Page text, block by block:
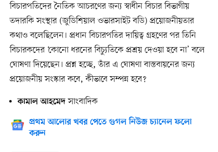
বিচারপতিদের নৈতিক আচরণের জন্য স্বাধীন বিচার বিভাগীয়
তদারকি সংস্থার (জুডিশিয়াল ওভারসাইট বডি) প্রয়োজনীয়তার
কথাও বলেছিলেন। প্রধান বিচারপতির দায়িত্ব গ্রহণের পর তিনি
বিচারকদের ‘কোনো ধরনের বিচ্যুতিকে প্রশ্রয় দেওয়া হবে না’ বলে
ঘোষণা দিয়েছেন। প্রশ্ন হচ্ছে, তাঁর এ ঘোষণা বাস্তবায়নের জন্য
প্রয়োজনীয় সংস্কার কবে, কীভাবে সম্পন্ন হবে?
কামাল আহমেদসাংবাদিক
প্রথম আলোর খবর পেতে গুগল নিউজ চ্যানেল ফলো
করুন